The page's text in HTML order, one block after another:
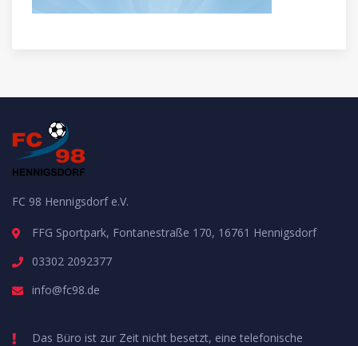
FC 98 Hennigsdorf e.V.
FFG Sportpark, Fontanestraße 170, 16761 Hennigsdorf
03302 2092377
info@fc98.de
Das Büro ist zur Zeit nicht besetzt, eine telefonische